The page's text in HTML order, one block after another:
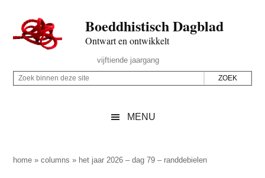
naar
de
inhoud
secondary
naar
de
sidebar
naar
de
Boeddhistisch Dagblad
Ontwart en ontwikkelt
Rechts
vijftiende jaargang
Z
p
Z
i
MENU
home »columns » het jaar 2026 – dag 79 – randdebielen